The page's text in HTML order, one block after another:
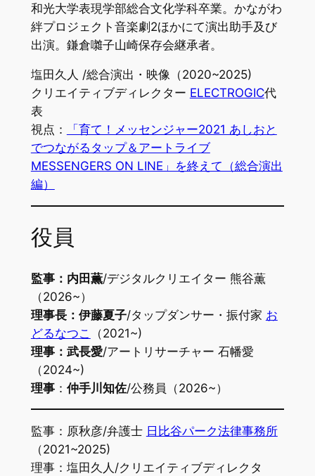
和光大学表現学部総合文化学科卒業。かながわ
絆プロジェクト音楽劇2ほかにて演出助手及び
出演。鎌倉囃子山崎保存会継承者。
塩田久人 /総合演出・映像（2020~2025)
クリエイティブディレクター ELECTROGIC代
表
視点：
「育て！メッセンジャー2021 あしおと
でつながるタップ＆アートライブ
MESSENGERS ON LINE」を終えて（総合演出
編）
役員
監事：内田薫/デジタルクリエイター 熊谷薫
（2026~）
理事長：伊藤夏子/タップダンサー・振付家 お
どるなつこ
（2021~)
理事：武長愛/アートリサーチャー 石幡愛
（2024~)
理事： 仲手川知佐/公務員（2026~）
監事：原秋彦/弁護士 日比谷パーク法律事務所
（2021~2025)
理事：塩田久人/クリエイティブディレクタ